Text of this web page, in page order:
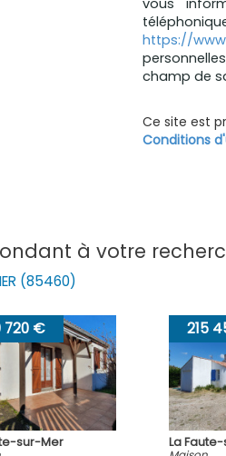
vous
https://
champ de
Ce site est
Conditions
à votre
(85460)
215 455 €
La Faute-sur-Mer